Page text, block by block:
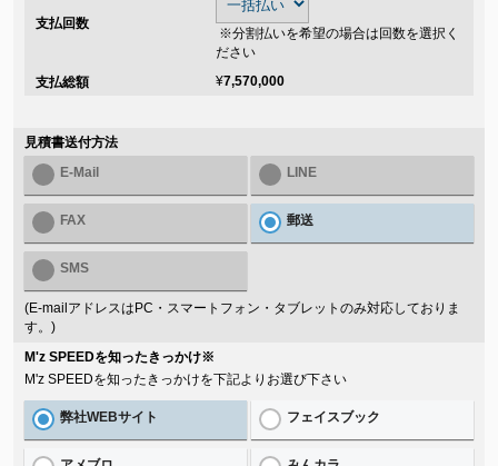
支払回数
※分割払いを希望の場合は回数を選択く
ださい
支払総額
¥7,570,000
見積書送付方法
E-Mail
LINE
FAX 郵送
SMS
(E-mailアドレスはPC・スマートフォン・タブレットのみ対応しておりま
す。)
M'z SPEEDを知ったきっかけ※
M'z SPEEDを知ったきっかけを下記よりお選び下さい
弊社WEBサイト フェイスブック